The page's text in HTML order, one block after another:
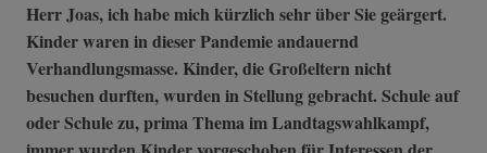
Herr Joas, ich habe mich kürzlich sehr über Sie geärgert.
Kinder waren in dieser Pandemie andauernd
Verhandlungsmasse. Kinder, die Großeltern nicht
besuchen durften, wurden in Stellung gebracht. Schule auf
oder Schule zu, prima Thema im Landtagswahlkampf,